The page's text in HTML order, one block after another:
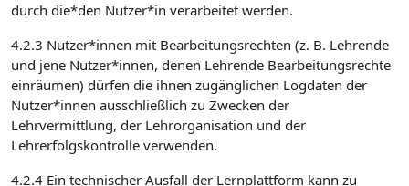
durch die*den Nutzer*in verarbeitet werden.
4.2.3 Nutzer*innen mit Bearbeitungsrechten (z. B. Lehrende
und jene Nutzer*innen, denen Lehrende Bearbeitungsrechte
einräumen) dürfen die ihnen zugänglichen Logdaten der
Nutzer*innen ausschließlich zu Zwecken der
Lehrvermittlung, der Lehrorganisation und der
Lehrerfolgskontrolle verwenden.
4.2.4 Ein technischer Ausfall der Lernplattform kann zu